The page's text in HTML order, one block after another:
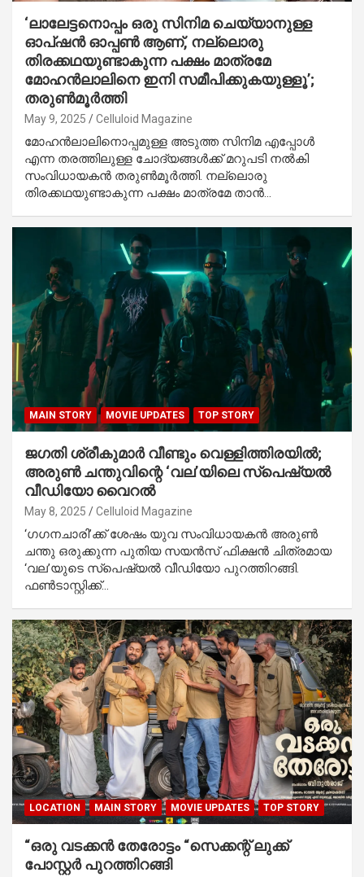
‘ലാലേട്ടനൊപ്പം ഒരു സിനിമ ചെയ്യാനുള്ള
ഓപ്‌ഷൻ ഓപ്പൺ ആണ്, നല്ലൊരു
തിരക്കഥയുണ്ടാകുന്ന പക്ഷം മാത്രമേ
മോഹൻലാലിനെ ഇനി സമീപിക്കുകയുള്ളൂ’;
തരുൺമൂർത്തി
May 9, 2025 Celluloid Magazine
മോഹൻലാലിനൊപ്പമുള്ള അടുത്ത സിനിമ എപ്പോൾ
എന്ന തരത്തിലുള്ള ചോദ്യങ്ങൾക്ക് മറുപടി നൽകി
സംവിധായകൻ തരുൺമൂർത്തി. നല്ലൊരു
തിരക്കഥയുണ്ടാകുന്ന പക്ഷം മാത്രമേ താൻ…
MAIN STORY MOVIE UPDATES TOP STORY
ജഗതി ശ്രീകുമാർ വീണ്ടും വെള്ളിത്തിരയിൽ;
അരുണ്‍ ചന്തുവിന്റെ ‘വല’യിലെ സ്‌പെഷ്യൽ
വീഡിയോ വൈറൽ
May 8, 2025 Celluloid Magazine
‘ഗഗനചാരി’ക്ക് ശേഷം യുവ സംവിധായകന്‍ അരുണ്‍
ചന്തു ഒരുക്കുന്ന പുതിയ സയൻസ് ഫിക്ഷൻ ചിത്രമായ
‘വല’യുടെ സ്‌പെഷ്യൽ വീഡിയോ പുറത്തിറങ്ങി.
ഫൺടാസ്റ്റിക്ക്…
LOCATION MAIN STORY MOVIE UPDATES TOP STORY
“ഒരു വടക്കൻ തേരോട്ടം “സെക്കന്റ് ലുക്ക്
പോസ്റ്റർ പുറത്തിറങ്ങി